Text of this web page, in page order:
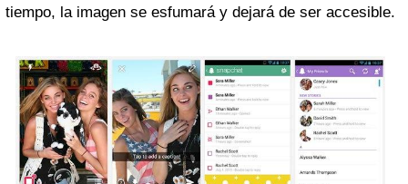
tiempo, la imagen se esfumará y dejará de ser accesible.